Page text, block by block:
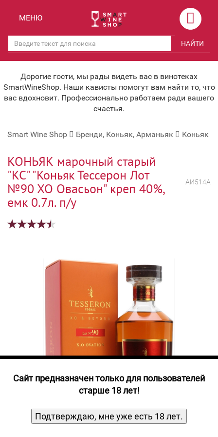
Скидки
Мероприятия
Корпоративным клиентам
Под заказ
Бонусная система
Наша команда
关于我们
Вино крепленое
Вино игристое и Шампанское
Вино безалкогольное
Бренди, Коньяк, Арманьяк
Виски и Бурбон
Пиво и слабоалк. напитки
Ликер
Прочие алкогольные напитки
МЕНЮ
НАЙТИ
Дорогие гости, мы рады видеть вас в винотеках
SmartWineShop. Наши кависты помогут вам найти то, что
вас вдохновит. Профессионально работаем ради вашего
счастья.
Smart Wine Shop Бренди, Коньяк, Арманьяк Коньяк
КОНЬЯК марочный старый
"КС" "Коньяк Тессерон Лот
№90 ХО Овасьон" креп 40%,
емк 0.7л. п/у
АИ514А
Cайт предназначен только для пользователей
старше 18 лет!
Подтверждаю, мне уже есть 18 лет.